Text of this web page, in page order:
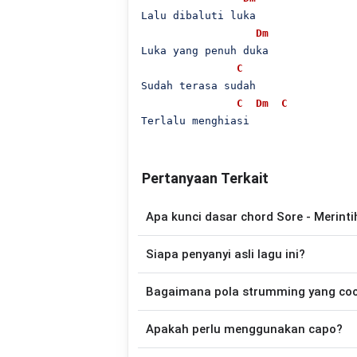
Lalu dibaluti luka
Dm
Luka yang penuh duka
C
Sudah terasa sudah
C
Dm
C
Pertanyaan Terkait
Apa kunci dasar chord Sore -
disederhanakan sehingga lebih mudah
memainkan lagu ini.
Siapa penyanyi asli lagu ini?
gitar yang lebih mudah dimainkan tanpa
Bagaimana pola strumming yang
Down - Down - Up - Up - Down - Up
Perih.
Apakah perlu menggunakan capo?